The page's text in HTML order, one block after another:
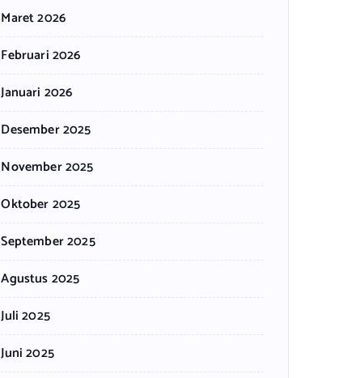
Maret 2026
Februari 2026
Januari 2026
Desember 2025
November 2025
Oktober 2025
September 2025
Agustus 2025
Juli 2025
Juni 2025